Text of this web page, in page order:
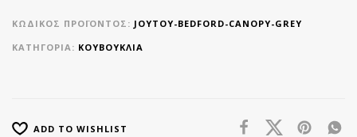
ΚΩΔΙΚΌΣ ΠΡΟΪΌΝΤΟΣ: JOYTOY-BEDFORD-CANOPY-GREY
ΚΑΤΗΓΟΡΊΑ: ΚΟΥΒΟΎΚΛΙΑ
ADD TO WISHLIST